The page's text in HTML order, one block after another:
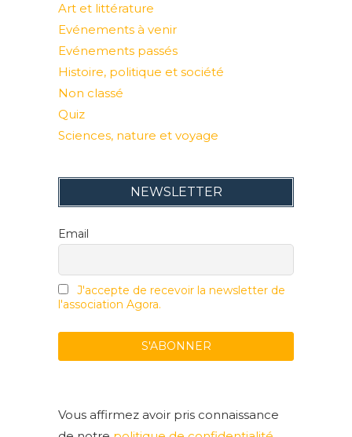
Art et littérature
Evénements à venir
Evénements passés
Histoire, politique et société
Non classé
Quiz
Sciences, nature et voyage
NEWSLETTER
Email
J'accepte de recevoir la newsletter de
l'association Agora.
Vous affirmez avoir pris connaissance